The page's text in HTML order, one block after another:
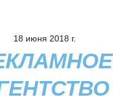
18 июня 2018 г.